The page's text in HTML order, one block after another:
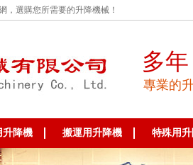
，選購您所需要的升降機械！
多年
專業的
升降機 搬運用升降機 特殊用